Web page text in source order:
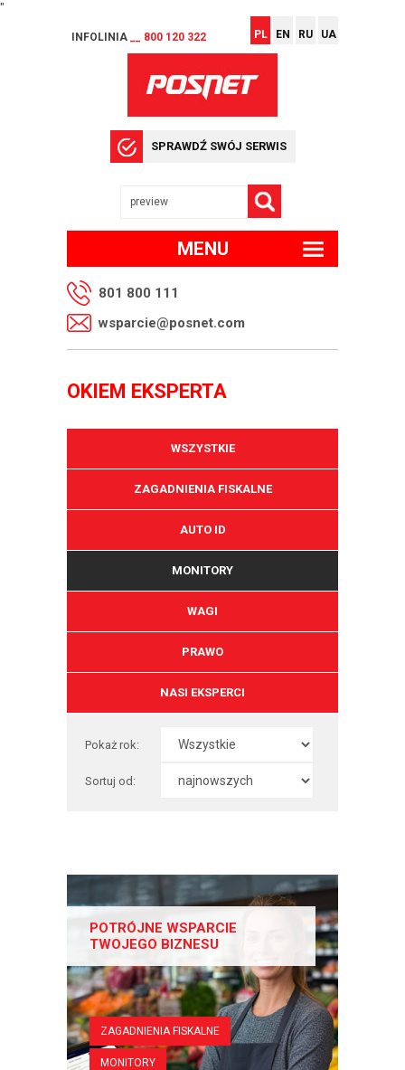
"
INFOLINIA __ 800 120 322 PL EN RU UA
SPRAWDŹ SWÓJ SERWIS
MENU
801 800 111
wsparcie@posnet.com
OKIEM EKSPERTA
WSZYSTKIE
ZAGADNIENIA FISKALNE
AUTO ID
MONITORY
WAGI
PRAWO
NASI EKSPERCI
Pokaż rok:
Sortuj od:
POTRÓJNE WSPARCIE
TWOJEGO BIZNESU
ZAGADNIENIA FISKALNE
MONITORY